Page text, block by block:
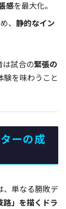
感を最大化。
、静的なイン
は試合の緊張の
を味わうこと
ーの成
、単なる勝敗デ
」を描くドラ